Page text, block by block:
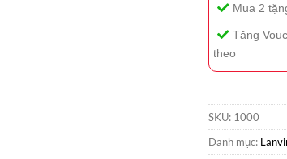
Mua 2
Tặng
theo
SKU: 1000
Danh mục: